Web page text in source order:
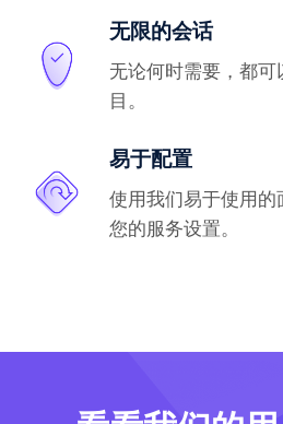
无限的会话
无论何时需要，都
目。
易于配置
使用我们易于使用
您的服务设置。